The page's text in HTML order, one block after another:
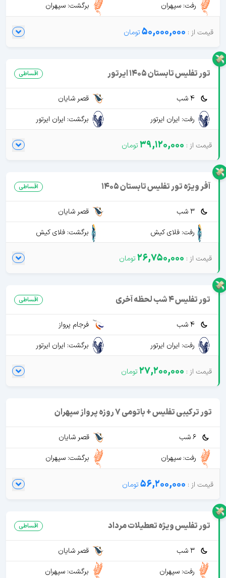
رفت: سپهران برگشت: سپهران
50,000,000
تور تفلیس تابستان 1405 ایرتور اقساطی
4 شب
قصر شایان
رفت: ایران ایرتور
برگشت: ایران ایرتور
39,120,000
آفر ویژه تور تفلیس تابستان 1405 اقساطی
3 شب
قصر شایان
رفت: فلای کیش
برگشت: فلای کیش
26,750,000
تور تفلیس 4 شب لحظه آخری اقساطی
4 شب
فرجام پرواز
رفت: ایران ایرتور
برگشت: ایران ایرتور
27,200,000
تور ترکیبی تفلیس + باتومی 7 روزه پرواز سپهران
6 شب
قصر شایان
رفت: سپهران
برگشت: سپهران
56,200,000
تور تفلیس ویژه تعطیلات مرداد اقساطی
3 شب
قصر شایان
رفت: سپهران
برگشت: سپهران